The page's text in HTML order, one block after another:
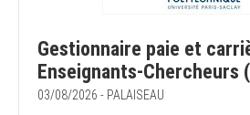
Gestionnaire paie et
Enseignants-Chercheurs
03/08/2026 - PALAISEAU